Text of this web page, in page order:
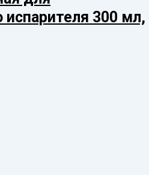
испарителя 300 мл,